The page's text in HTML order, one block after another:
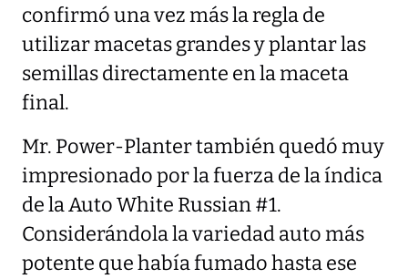
confirmó una vez más la regla de
utilizar macetas grandes y plantar las
semillas directamente en la maceta
final.
Mr. Power-Planter también quedó muy
impresionado por la fuerza de la índica
de la Auto White Russian #1.
Considerándola la variedad auto más
potente que había fumado hasta ese